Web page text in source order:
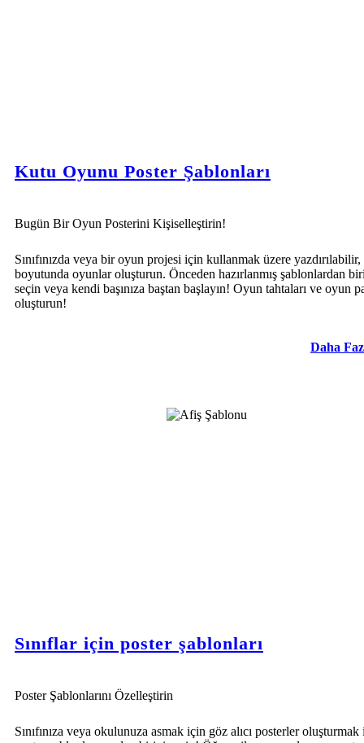
Kutu Oyunu Poster Şablonları
Bugün Bir Oyun Posterini Kişiselleştirin!
Sınıfınızda veya bir oyun projesi için kullanmak üzere yazdırılabilir,
boyutunda oyunlar oluşturun. Önceden hazırlanmış şablonlardan
seçin veya kendi başınıza baştan başlayın! Oyun tahtaları ve oyun
oluşturun!
Daha
Sınıflar için poster şablonları
Poster Şablonlarını Özelleştirin
Sınıfınıza veya okulunuza asmak için göz alıcı posterler oluşturmak